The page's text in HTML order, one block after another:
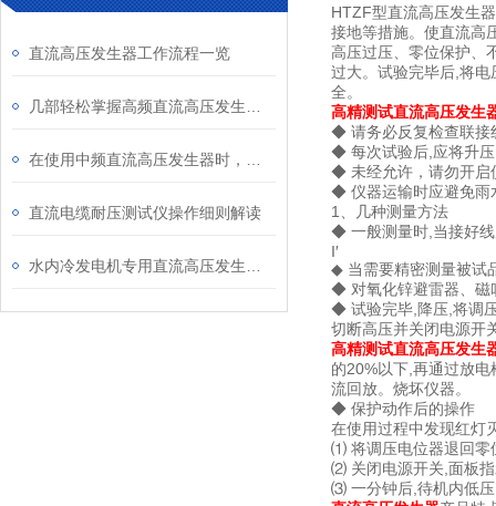
直流高压发生器工作流程一览
直流电缆耐压测试仪操作细则解读
HTZF型直流高压发生
接地等措施。使直流高
高压过压、零位保护、
过大。试验完毕后,将
全。
高精测试直流高压发生
◆ 请务必反复检查联接
◆ 每次试验后,应将升压
◆ 未经允许，请勿开启
◆ 仪器运输时应避免雨
1、几种测量方法
◆ 一般测量时,当接好线
I′
◆ 当需要精密测量被试
◆ 对氧化锌避雷器、磁
◆ 试验完毕,降压,将调
切断高压并关闭电源开
高精测试直流高压发生
的20%以下,再通过放
流回放。烧坏仪器。
◆ 保护动作后的操作
在使用过程中发现红灯
⑴ 将调压电位器退回零
⑵ 关闭电源开关,面板
⑶ 一分钟后,待机内低压